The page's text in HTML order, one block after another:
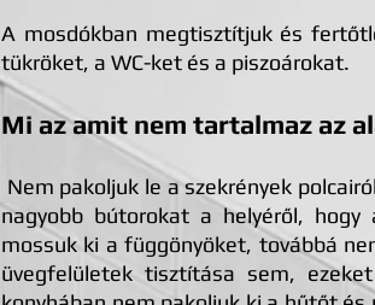
A mosdókban megtisztítjuk és
tükröket, a WC-ket és a piszoárokat.
Mi az amit nem tartalmaz az
Nem pakoljuk le a szekrények
nagyobb bútorokat a helyéről,
mossuk ki a függönyöket, továbbá
üvegfelületek tisztítása sem,